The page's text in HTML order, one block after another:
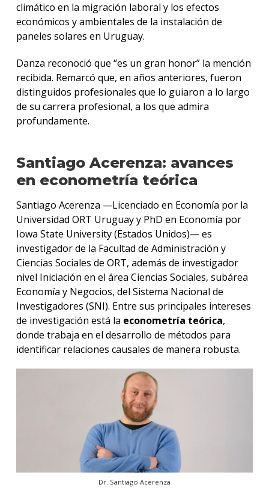
climático en la migración laboral y los efectos
económicos y ambientales de la instalación de
paneles solares en Uruguay.
Danza reconoció que “es un gran honor” la mención
recibida. Remarcó que, en años anteriores, fueron
distinguidos profesionales que lo guiaron a lo largo
de su carrera profesional, a los que admira
profundamente.
Santiago Acerenza: avances
en econometría teórica
Santiago Acerenza —Licenciado en Economía por la
Universidad ORT Uruguay y PhD en Economía por
Iowa State University (Estados Unidos)— es
investigador de la Facultad de Administración y
Ciencias Sociales de ORT, además de investigador
nivel Iniciación en el área Ciencias Sociales, subárea
Economía y Negocios, del Sistema Nacional de
Investigadores (SNI). Entre sus principales intereses
de investigación está la econometría teórica,
donde trabaja en el desarrollo de métodos para
identificar relaciones causales de manera robusta.
Dr. Santiago Acerenza